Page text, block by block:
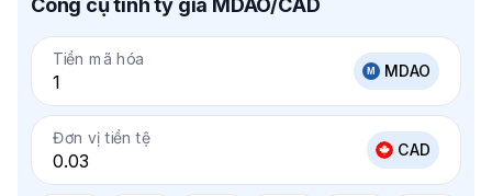
Công cụ tính tỷ giá MDAO/CAD
Tiền mã hóa
MDAO
Đơn vị tiền tệ
CAD